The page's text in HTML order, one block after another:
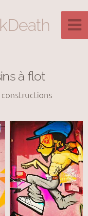
à flot
constructions